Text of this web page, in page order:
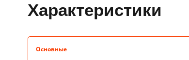
характеристики
Основные